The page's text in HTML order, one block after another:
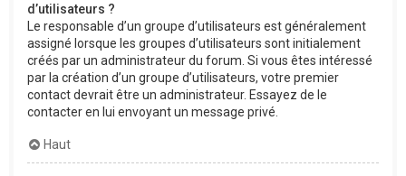
d’utilisateurs ?
Le responsable d’un groupe d’utilisateurs est généralement
assigné lorsque les groupes d’utilisateurs sont initialement
créés par un administrateur du forum. Si vous êtes intéressé
par la création d’un groupe d’utilisateurs, votre premier
contact devrait être un administrateur. Essayez de le
contacter en lui envoyant un message privé.
Haut